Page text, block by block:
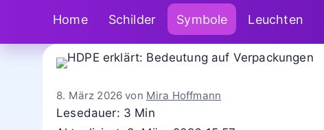
Home Schilder Symbole Leuchten
8. März 2026 von Mira Hoffmann
Lesedauer: 3 Min